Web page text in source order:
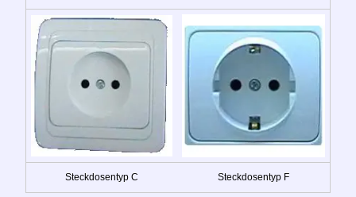
Steckdosentyp C Steckdosentyp F